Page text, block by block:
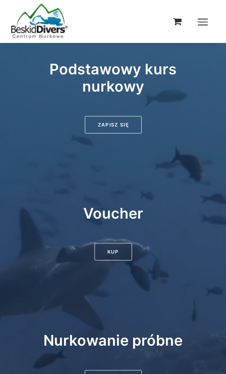
Podstawowy kurs
nurkowy
ZAPISZ SIĘ
Voucher
KUP
Nurkowanie próbne